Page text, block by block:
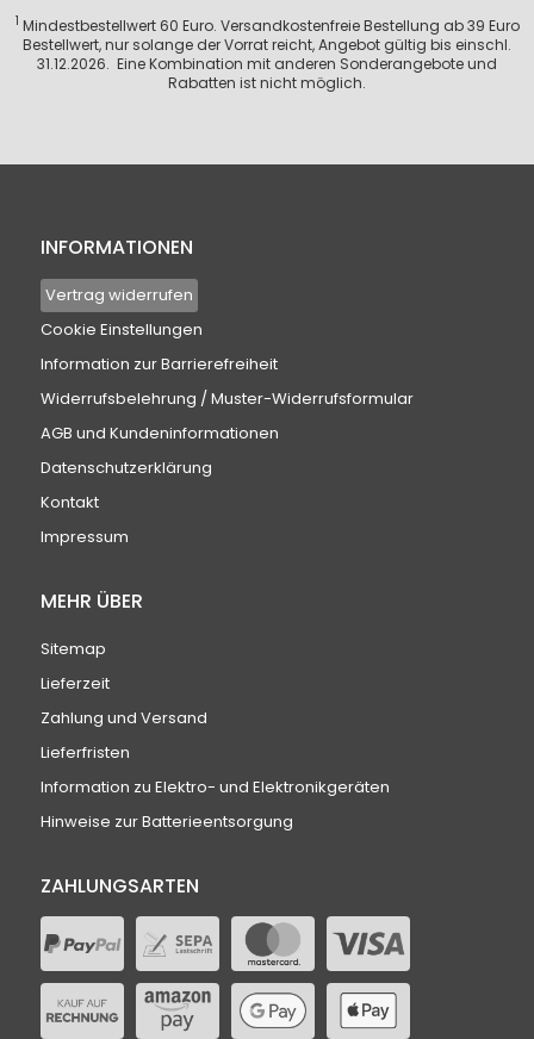
1 Mindestbestellwert 60 Euro. Versandkostenfreie Bestellung ab 39 Euro
Bestellwert, nur solange der Vorrat reicht, Angebot gültig bis einschl.
31.12.2026. Eine Kombination mit anderen Sonderangebote und
Rabatten ist nicht möglich.
INFORMATIONEN
Vertrag widerrufen
Cookie Einstellungen
Information zur Barrierefreiheit
Widerrufsbelehrung / Muster-Widerrufsformular
AGB und Kundeninformationen
Datenschutzerklärung
Kontakt
Impressum
MEHR ÜBER
Sitemap
Lieferzeit
Zahlung und Versand
Lieferfristen
Information zu Elektro- und Elektronikgeräten
Hinweise zur Batterieentsorgung
ZAHLUNGSARTEN